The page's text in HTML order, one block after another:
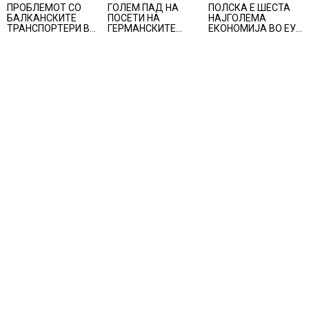
ПРОБЛЕМОТ СО
БАЛКАНСКИТЕ
ТРАНСПОРТЕРИ ВО
ГОЛЕМ ПАД НА
ПОСЕТИ НА
ГЕРМАНСКИТЕ
ПОЛСКА E ШЕСТА
НАЈГОЛЕМА
ЕКОНОМИЈА ВО ЕУ,